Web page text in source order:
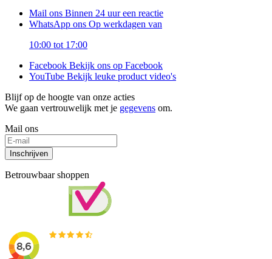
Mail ons Binnen 24 uur een reactie
WhatsApp ons Op werkdagen van
10:00 tot 17:00
Facebook Bekijk ons op Facebook
YouTube Bekijk leuke product video's
Blijf op de hoogte van onze acties
We gaan vertrouwelijk met je gegevens om.
Mail ons
Inschrijven
Betrouwbaar shoppen